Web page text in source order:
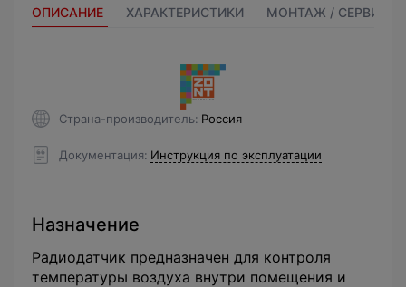
ОПИСАНИЕ ХАРАКТЕРИСТИКИ МОНТАЖ / СЕРВИС
Страна-производитель Россия
Документация Инструкция по эксплуатации
Назначение
Радиодатчик предназначен для контроля
температуры воздуха внутри помещения и